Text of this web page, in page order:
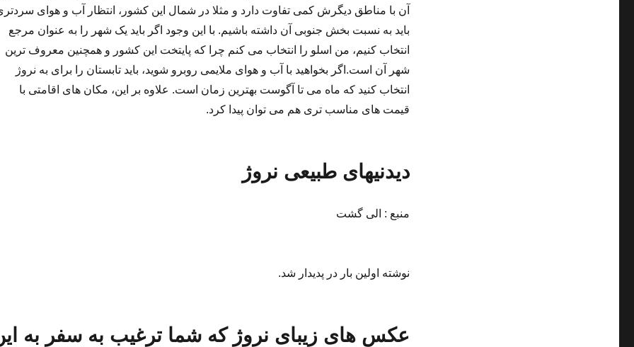
آن با مناطق دیگرش کمی تفاوت دارد و مثلا در شمال این کشور، انتظار آب و هوای
باید به نسبت بخش جنوبی آن داشته باشیم. با این وجود اگر باید یک شهر را به عنوان مرجع
انتخاب کنیم، من اسلو را انتخاب می کنم چرا که پایتخت این کشور و همچنین معروف ترین
شهر آن است.اگر بخواهید با آب و هوای ملایمی روبرو شوید، باید تابستان را برای به نروژ
انتخاب کنید که ماه می تا آگوست بهترین زمان است. علاوه بر این، مکان های اقامتی با
قیمت های مناسب تری هم می توان پیدا کرد.
دیدنیهای طبیعی نروژ
منبع : الی گشت
نوشته اولین بار در پدیدار شد.
عکس های زیبای نروژ که شما ترغیب به سفر به